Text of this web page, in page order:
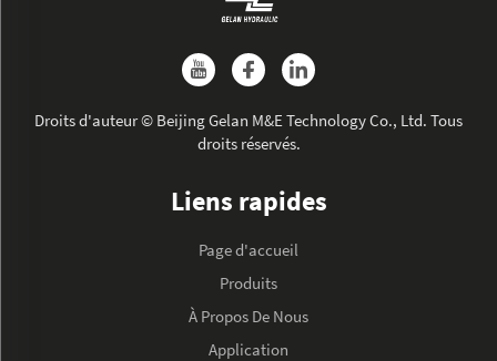
Droits d'auteur © Beijing Gelan M&E Technology Co., Ltd. Tous
droits réservés.
Liens rapides
Page d'accueil
Produits
À Propos De Nous
Application